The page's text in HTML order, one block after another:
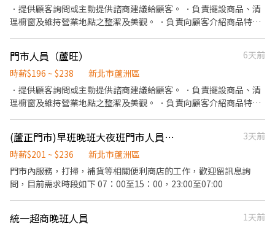
．提供顧客詢問或主動提供諮商建議給顧客。 ．負責擺設商品、清
理櫥窗及維持營業地點之整潔及美觀。 ．負責向顧客介紹商品特
束營業前，統計銷售情形、盤點貨品存量及撰寫當日業務報表。
門市人員（蘆旺）
6天前
時薪$196 ~ $238
新北市蘆洲區
．提供顧客詢問或主動提供諮商建議給顧客。 ．負責擺設商品、清
理櫥窗及維持營業地點之整潔及美觀。 ．負責向顧客介紹商品特
束營業前，統計銷售情形、盤點貨品存量及撰寫當日業務報表。
(蘆正門市)早班晚班大夜班門市人員（短期勿試）
3天前
時薪$201 ~ $236
新北市蘆洲區
門市內服務，打掃，補貨等相關便利商店的工作，歡迎留訊息詢
問，目前需求時段如下 07：00至15：00，23:00至07:00
統一超商晚班人員
1天前